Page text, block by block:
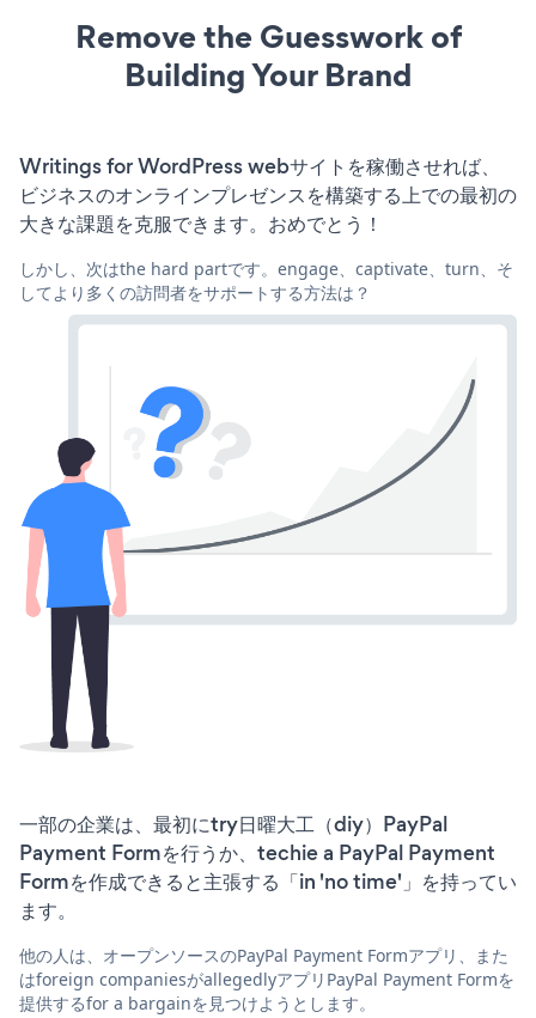
Remove the Guesswork of
Building Your Brand
Writings for WordPress webサイトを稼働させれば、
ビジネスのオンラインプレゼンスを構築する上での最初の
大きな課題を克服できます。おめでとう！
しかし、次はthe hard partです。engage、captivate、turn、そ
してより多くの訪問者をサポートする方法は？
一部の企業は、最初にtry日曜大工（diy）PayPal
Payment Formを行うか、techie a PayPal Payment
Formを作成できると主張する「in 'no time'」を持ってい
ます。
他の人は、オープンソースのPayPal Payment Formアプリ、また
はforeign companiesがallegedlyアプリPayPal Payment Formを
提供するfor a bargainを見つけようとします。